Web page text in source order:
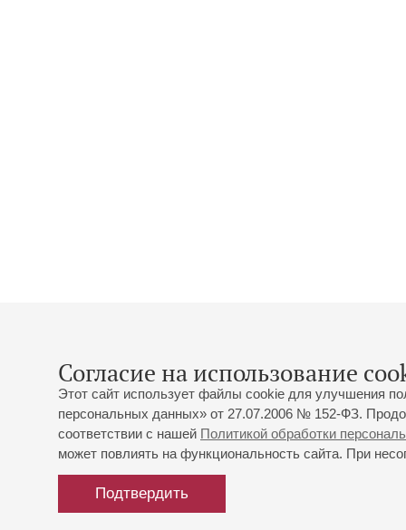
Согласие на использование
Этот сайт использует файлы cookie для улучшения
персональных данных» от 27.07.2006 № 152-ФЗ.
соответствии с нашей Политикой обработки
может повлиять на функциональность сайта. При
Подтвердить